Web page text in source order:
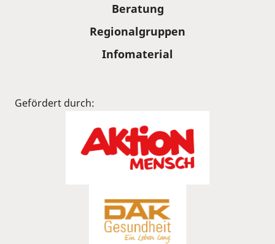
Beratung
Regionalgruppen
Infomaterial
Gefördert durch: